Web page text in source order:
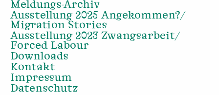
Meldungs-Archiv
Ausstellung 2025 Angekommen?/
Migration Stories
Ausstellung 2023 Zwangsarbeit/
Forced Labour
Downloads
Kontakt
Impressum
Datenschutz